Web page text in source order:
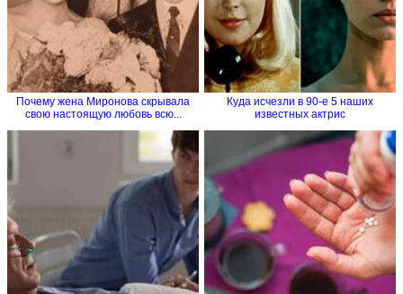
Почему жена Миронова скрывала
свою настоящую любовь всю...
Куда исчезли в 90-е 5 наших
известных актрис